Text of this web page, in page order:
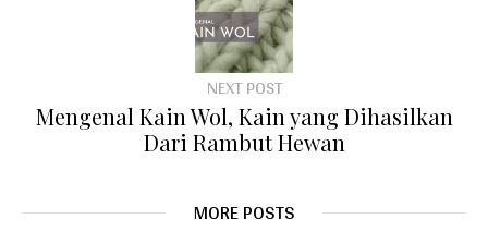
NEXT POST
Mengenal Kain Wol, Kain yang Dihasilkan
Dari Rambut Hewan
MORE POSTS